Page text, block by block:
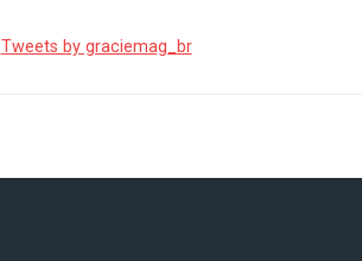
Tweets by graciemag_br